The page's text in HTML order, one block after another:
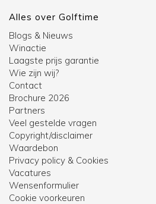
Alles over Golftime
Blogs & Nieuws
Winactie
Laagste prijs garantie
Wie zijn wij?
Contact
Brochure 2026
Partners
Veel gestelde vragen
Copyright/disclaimer
Waardebon
Privacy policy & Cookies
Vacatures
Wensenformulier
Cookie voorkeuren